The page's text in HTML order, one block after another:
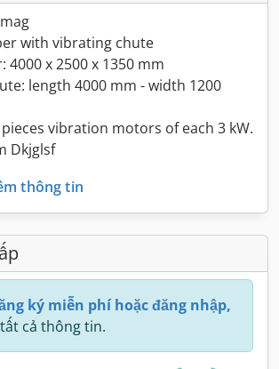
with vibrating chute
x 2500 x 1350 mm
length 4000 mm - width 1200
vibration motors of each 3 kW.
Dkjglsf
thông tin
ký miễn phí hoặc đăng nhập,
cả thông tin.